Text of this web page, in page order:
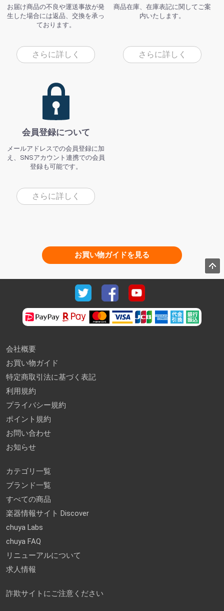
お届け商品の不良や運送事故が発
生した場合には返品、交換を承っ
ております。
さらに詳しく
商品在庫、在庫表記に関してご案
内いたします。
さらに詳しく
会員登録について
メールアドレスでの会員登録に加
え、SNSアカウント連携での会員
登録も可能です。
さらに詳しく
お買い物ガイドを見る
会社概要
お買い物ガイド
特定商取引法に基づく表記
利用規約
プライバシー規約
ポイント規約
お問い合わせ
お知らせ
カテゴリ一覧
ブランド一覧
すべての商品
楽器情報サイト Discover
chuya Labs
chuya FAQ
リニューアルについて
求人情報
詐欺サイトにご注意ください